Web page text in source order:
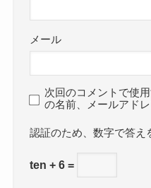
メール
次回のコメントで使
の名前、メールアド
数字で答え
ten + 6 =